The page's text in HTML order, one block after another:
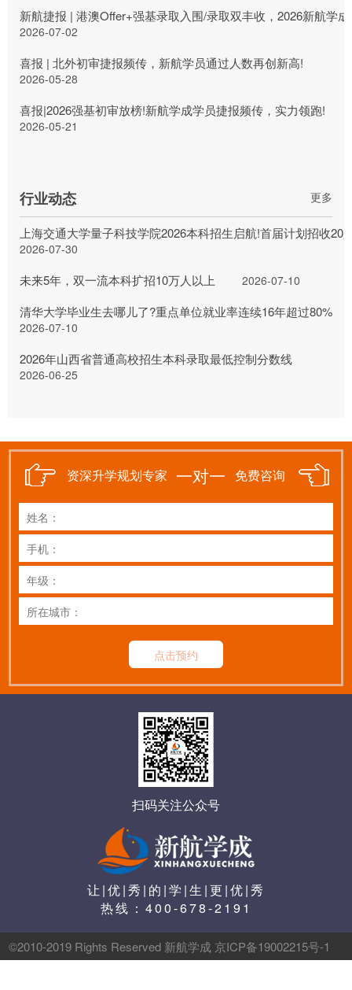
新航捷报 | 港澳Offer+强基录取入围/录取双丰收，2026新航学
2026-07-02
喜报 | 北外初审捷报频传，新航学员通过人数再创新高!
2026-05-28
喜报|2026强基初审放榜!新航学成学员捷报频传，实力领跑!
2026-05-21
行业动态 更多
上海交通大学量子科技学院2026本科招生启航!首届计划招收20
2026-07-30
未来5年，双一流本科扩招10万人以上 2026-07-10
清华大学毕业生去哪儿了?重点单位就业率连续16年超过80%
2026-07-10
2026年山西省普通高校招生本科录取最低控制分数线
2026-06-25
资深升学规划专家 一对一 免费咨询
点击预约
扫码关注公众号
让|优|秀|的|学|生|更|优|秀
热线： 400-678-2191
©2010-2019 Rights Reserved 新航学成 京ICP备19002215号-1